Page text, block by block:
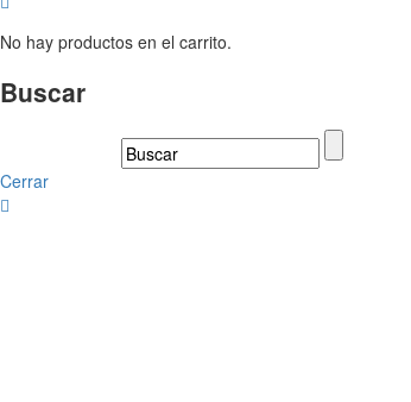
No hay productos en el carrito.
Buscar
Cerrar